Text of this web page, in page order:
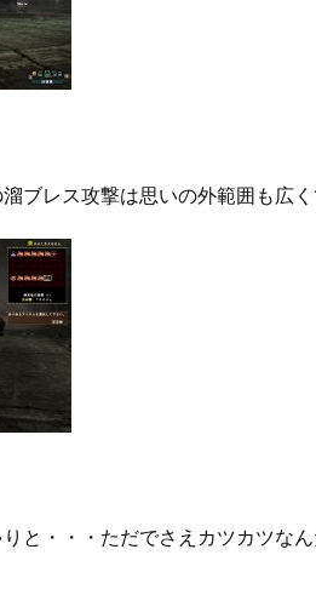
ブレス攻撃は思いの外範囲も広く
と・・・ただでさえカツカツな